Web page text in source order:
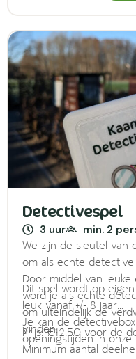
Detectivespel
3 uur min. 2
We zijn de sleutel van
om als echte
Door middel van
word je als echte
om uiteindelijk de
vinden.
Dit spel wordt op
leuk vanaf +/- 8 jaar
Je kan de
openingstijden in onze
Prijs: €12,50 voor de
Minimum aantal